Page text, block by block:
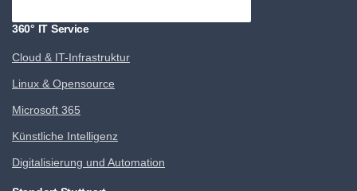
360° IT Service
Cloud & IT-Infrastruktur
Linux & Opensource
Microsoft 365
Künstliche Intelligenz
Digitalisierung und Automation